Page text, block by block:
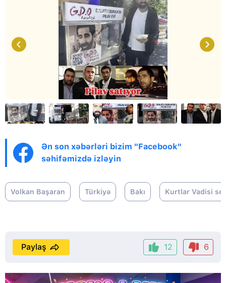
Ən son xəbərləri bizim "Facebook"
səhifəmizdə izləyin
Volkan Başaran Türkiyə Bakı Kurtlar Vadisi
12 6
Paylaş